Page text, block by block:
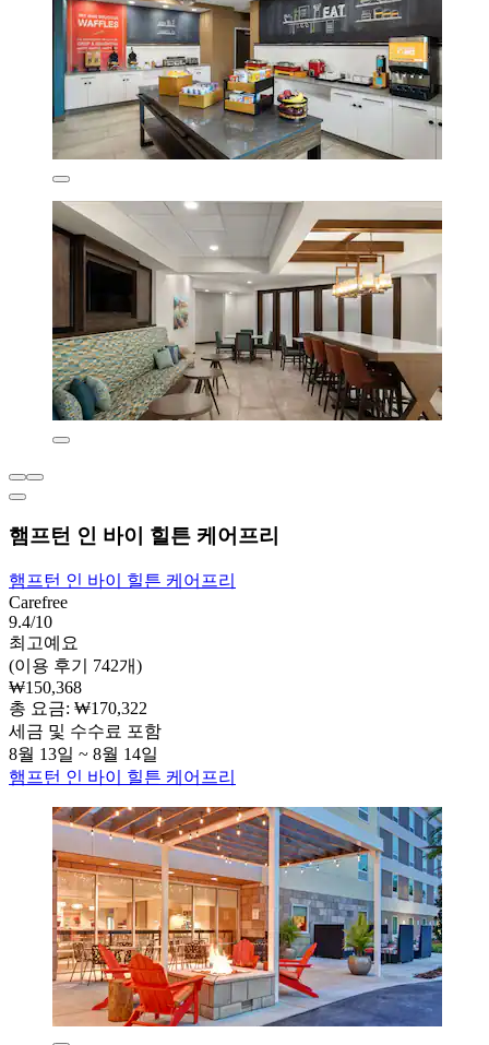
햄프턴 인 바이 힐튼 케어프리
햄프턴 인 바이 힐튼 케어프리
Carefree
9.4/10
최고예요
(이용 후기 742개)
₩150,368
총 요금: ₩170,322
세금 및 수수료 포함
8월 13일 ~ 8월 14일
햄프턴 인 바이 힐튼 케어프리